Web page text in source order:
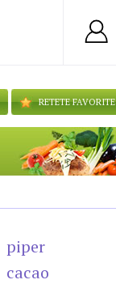
RETETE FAVORITE
piper
cacao